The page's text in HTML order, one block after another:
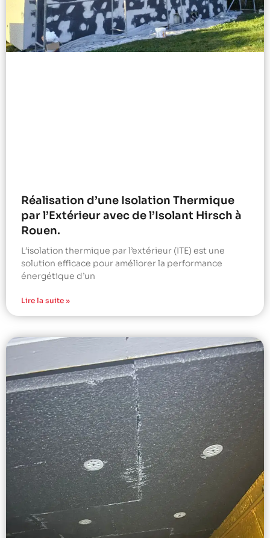
Réalisation d’une Isolation Thermique
par l’Extérieur avec de l’Isolant Hirsch à
Rouen.
L’isolation thermique par l’extérieur (ITE) est une
solution efficace pour améliorer la performance
énergétique d’un
Lire la suite »